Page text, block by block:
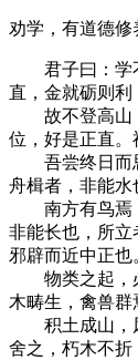
劝学，有道德
君子曰：学不
直，金就砺则利
故不登高山，
位，好是正直。
吾尝终日而思
舟楫者，非能水
南方有鸟焉，
非能长也，所
邪辟而近中正也
物类之起，必
木畴生，禽兽
积土成山，风
舍之，朽木不折